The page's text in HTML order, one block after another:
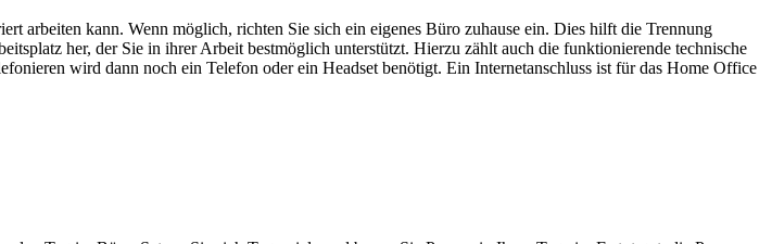
arbeiten kann. Wenn möglich, richten Sie sich ein eigenes Büro zuhause ein. Dies hilft die Trennung
her, der Sie in ihrer Arbeit bestmöglich unterstützt. Hierzu zählt auch die funktionierende technische
wird dann noch ein Telefon oder ein Headset benötigt. Ein Internetanschluss ist für das Home Office